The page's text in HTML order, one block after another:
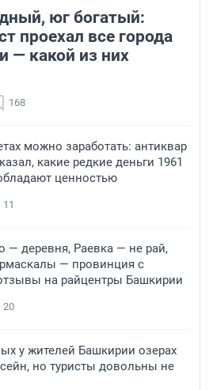
юг богатый:
проехал все города
— какой из них
168
можно заработать: антиквар
какие редкие деньги 1961
ценностью
11
— деревня, Раевка — не рай,
— провинция с
на райцентры Башкирии
20
у жителей Башкирии озерах
но туристы довольны не